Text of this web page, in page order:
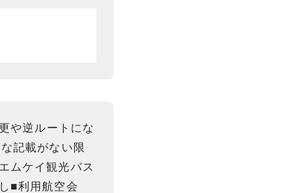
や逆ルートにな
記載がない限
ムケイ観光バス
■利用航空会